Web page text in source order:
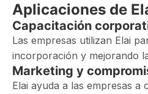
Aplicaciones de
Capacitación
Las empresas utilizan Elai
incorporación y mejorando
Marketing y
Elai ayuda a las empresas